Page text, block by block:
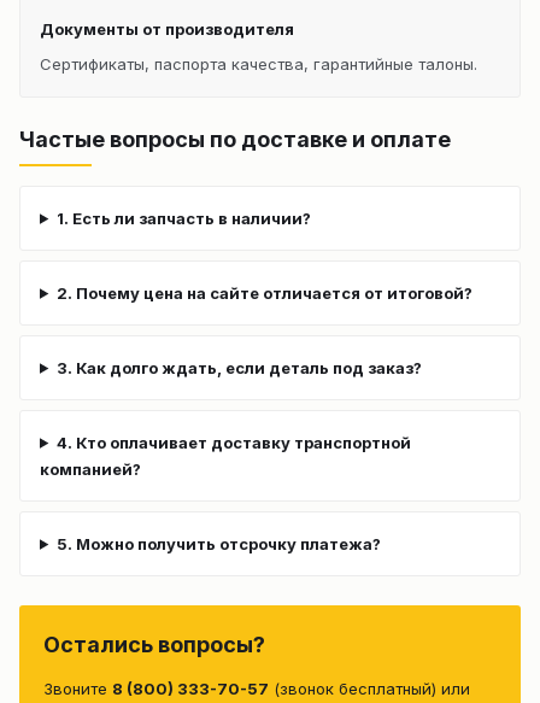
Документы от производителя
Сертификаты, паспорта качества, гарантийные талоны.
Частые вопросы по доставке и оплате
1. Есть ли запчасть в наличии?
2. Почему цена на сайте отличается от итоговой?
3. Как долго ждать, если деталь под заказ?
4. Кто оплачивает доставку транспортной
компанией?
5. Можно получить отсрочку платежа?
Остались вопросы?
Звоните 8 (800) 333-70-57 (звонок бесплатный) или